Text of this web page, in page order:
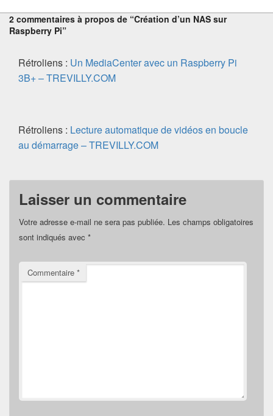
2 commentaires à propos de “Création d’un NAS sur
Raspberry Pi”
Rétroliens : Un MediaCenter avec un Raspberry Pi
3B+ – TREVILLY.COM
Rétroliens : Lecture automatique de vidéos en boucle
au démarrage – TREVILLY.COM
Laisser un commentaire
Votre adresse e-mail ne sera pas publiée. Les champs obligatoires
sont indiqués avec *
Commentaire *